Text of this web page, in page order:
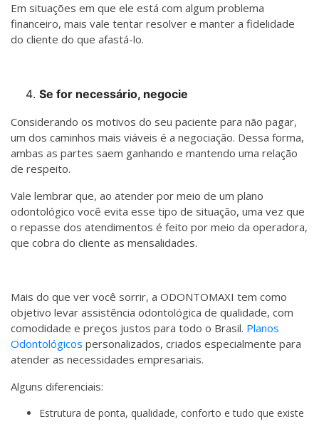
Em situações em que ele está com algum problema
financeiro, mais vale tentar resolver e manter a fidelidade
do cliente do que afastá-lo.
Se for necessário, negocie
Considerando os motivos do seu paciente para não pagar,
um dos caminhos mais viáveis é a negociação. Dessa forma,
ambas as partes saem ganhando e mantendo uma relação
de respeito.
Vale lembrar que, ao atender por meio de um plano
odontológico você evita esse tipo de situação, uma vez que
o repasse dos atendimentos é feito por meio da operadora,
que cobra do cliente as mensalidades.
Mais do que ver você sorrir, a ODONTOMAXI tem como
objetivo levar assistência odontológica de qualidade, com
comodidade e preços justos para todo o Brasil. Planos
Odontológicos personalizados, criados especialmente para
atender as necessidades empresariais.
Alguns diferenciais:
Estrutura de ponta, qualidade, conforto e tudo que existe